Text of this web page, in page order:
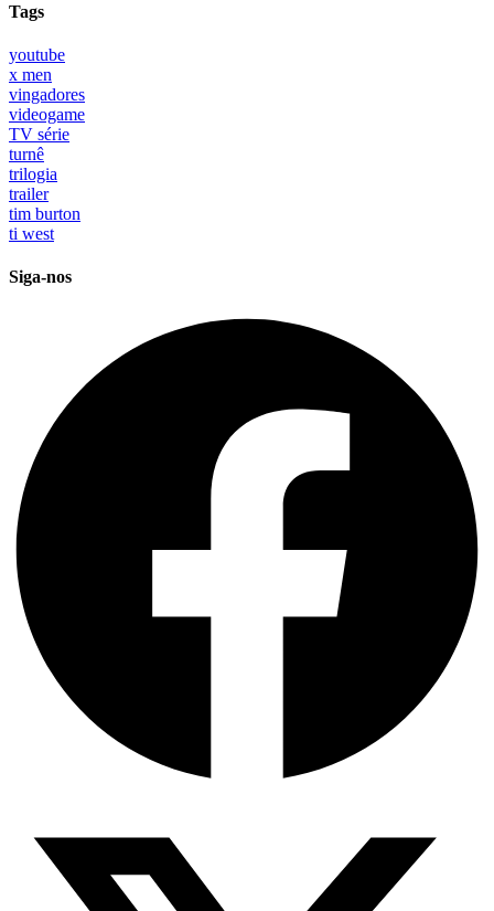
Tags
youtube
x men
vingadores
videogame
TV série
turnê
trilogia
trailer
tim burton
ti west
Siga-nos